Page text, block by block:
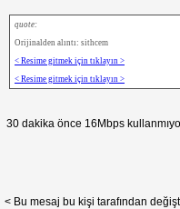
quote:
Orijinalden alıntı: sithcem
< Resime gitmek için tıklayın >
< Resime gitmek için tıklayın >
30 dakika önce 16Mbps
< Bu mesaj bu kişi tarafından